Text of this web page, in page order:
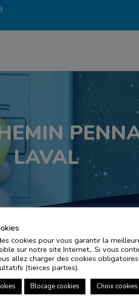
LAVAL
Adresse e-mail
Numéro de téléphone
04 78 83 87 20
cookies pour vous garantir la
sur notre site Internet,. Si vous
allez charger des cookies
(tierces parties).
Blocage cookies Choix cookies